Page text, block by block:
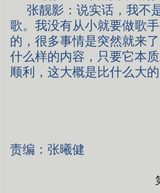
张靓影：说实话，我不
歌。我没有从小就要做歌
的，很多事情是突然就来
什么样的内容，只要它本
顺利，这大概是比什么大
责编：张曦健